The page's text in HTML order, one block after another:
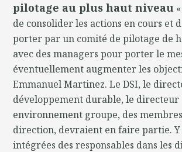
pilotage au plus haut niveau
de consolider les actions en cours et
porter par un comité de pilotage de
avec des managers pour porter le
éventuellement augmenter les
Emmanuel Martinez. Le DSI, le
développement durable, le directeur
environnement groupe, des
direction, devraient en faire partie. Y
intégrées des responsables dans les